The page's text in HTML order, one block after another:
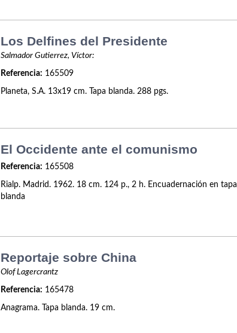
Los Delfines del Presidente
Salmador Gutierrez, Víctor:
Referencia: 165509
Planeta, S.A. 13x19 cm. Tapa blanda. 288 pgs.
El Occidente ante el comunismo
Referencia: 165508
Rialp. Madrid. 1962. 18 cm. 124 p., 2 h. Encuadernación en tapa
blanda
Reportaje sobre China
Olof Lagercrantz
Referencia: 165478
Anagrama. Tapa blanda. 19 cm.